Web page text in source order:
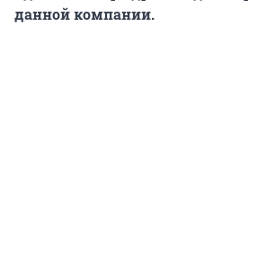
данной компании.